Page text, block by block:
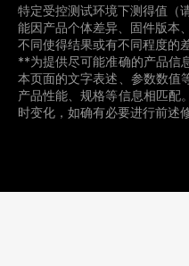
特定受控测试环境下测得值（
能因产品个体差异、固件版本
不同使得结果或有不同程度的
**为提供尽可能准确的产品信
本页面的文字表述、参数数值
产品性能、规格等信息相匹配
时变化，如确有必要进行前述